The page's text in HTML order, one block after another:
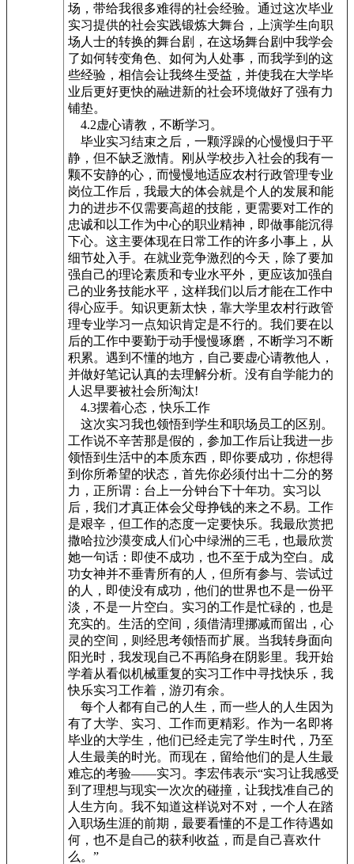
场，带给我很多难得的社会经验。通过这次毕业
实习提供的社会实践锻炼大舞台，上演学生向职
场人士的转换的舞台剧，在这场舞台剧中我学会
了如何转变角色、如何为人处事，而我学到的这
些经验，相信会让我终生受益，并使我在大学毕
业后更好更快的融进新的社会环境做好了强有力
铺垫。
4.2虚心请教，不断学习。
毕业实习结束之后，一颗浮躁的心慢慢归于平
静，但不缺乏激情。刚从学校步入社会的我有一
颗不安静的心，而慢慢地适应农村行政管理专业
岗位工作后，我最大的体会就是个人的发展和能
力的进步不仅需要高超的技能，更需要对工作的
忠诚和以工作为中心的职业精神，即做事能沉得
下心。这主要体现在日常工作的许多小事上，从
细节处入手。在就业竞争激烈的今天，除了要加
强自己的理论素质和专业水平外，更应该加强自
己的业务技能水平，这样我们以后才能在工作中
得心应手。知识更新太快，靠大学里农村行政管
理专业学习一点知识肯定是不行的。我们要在以
后的工作中要勤于动手慢慢琢磨，不断学习不断
积累。遇到不懂的地方，自己要虚心请教他人，
并做好笔记认真的去理解分析。没有自学能力的
人迟早要被社会所淘汰!
4.3摆着心态，快乐工作
这次实习我也领悟到学生和职场员工的区别。
工作说不辛苦那是假的，参加工作后让我进一步
领悟到生活中的本质东西，即你要成功，你想得
到你所希望的状态，首先你必须付出十二分的努
力，正所谓：台上一分钟台下十年功。实习以
后，我们才真正体会父母挣钱的来之不易。工作
是艰辛，但工作的态度一定要快乐。我最欣赏把
撒哈拉沙漠变成人们心中绿洲的三毛，也最欣赏
她一句话：即使不成功，也不至于成为空白。成
功女神并不垂青所有的人，但所有参与、尝试过
的人，即使没有成功，他们的世界也不是一份平
淡，不是一片空白。实习的工作是忙碌的，也是
充实的。生活的空间，须借清理挪减而留出，心
灵的空间，则经思考领悟而扩展。当我转身面向
阳光时，我发现自己不再陷身在阴影里。我开始
学着从看似机械重复的实习工作中寻找快乐，我
快乐实习工作着，游刃有余。
每个人都有自己的人生，而一些人的人生因为
有了大学、实习、工作而更精彩。作为一名即将
毕业的大学生，他们已经走完了学生时代，乃至
人生最美的时光。而现在，留给他们的是人生最
难忘的考验——实习。李宏伟表示“实习让我感受
到了理想与现实一次次的碰撞，让我找准自己的
人生方向。我不知道这样说对不对，一个人在踏
入职场生涯的前期，最要看懂的不是工作待遇如
何，也不是自己的获利收益，而是自己喜欢什
么。”